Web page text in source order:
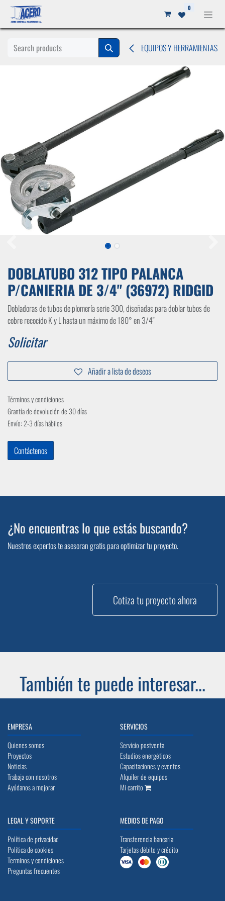
Ir al contenido 0
EQUIPOS Y HERRAMIENTAS
DOBLATUBO 312 TIPO PALANCA
P/CANIERIA DE 3/4" (36972) RIDGID
Dobladoras de tubos de plomería serie 300, diseñadas para doblar tubos de
cobre recocido K y L hasta un máximo de 180° en 3/4"
Solicitar
Añadir a lista de deseos
Términos y condiciones
Grantía de devolución de 30 días
Envío: 2-3 días hábiles
Contáctenos
¿No encuentras lo que estás buscando?
Nuestros expertos te asesoran gratis para optimizar tu proyecto.
Cotiza tu proyecto ahora
También te puede interesar...
EMPRESA
Quienes somos
Proyectos
Noticias
Trabaja con nosotros
Ayúdanos a mejorar
SERVICIOS
Servicio postventa
Estudios energéticos
Capacitaciones y eventos
Alquiler de equipos
Mi carrito
LEGAL Y SOPORTE
Política de privacidad
Política de cookies
Terminos y condiciones
Preguntas frecuentes
MEDIOS DE PAGO
Transferencia bancaria
Tarjetas débito y crédito